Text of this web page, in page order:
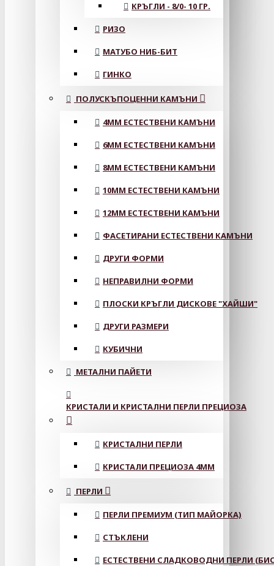
КРЪГЛИ - 8/0- 10 ГР.
РИЗО
МАТУБО НИБ-БИТ
ГИНКО
ПОЛУСКЪПОЦЕННИ КАМЪНИ
4MM ЕСТЕСТВЕНИ КАМЪНИ
6MM ЕСТЕСТВЕНИ КАМЪНИ
8MM ЕСТЕСТВЕНИ КАМЪНИ
10MM ЕСТЕСТВЕНИ КАМЪНИ
12MM ЕСТЕСТВЕНИ КАМЪНИ
ФАСЕТИРАНИ ЕСТЕСТВЕНИ КАМЪНИ
ДРУГИ ФОРМИ
НЕПРАВИЛНИ ФОРМИ
ПЛОСКИ КРЪГЛИ ДИСКОВЕ "ХАЙШИ"
ДРУГИ РАЗМЕРИ
КУБИЧНИ
МЕТАЛНИ ПАЙЕТИ
КРИСТАЛИ И КРИСТАЛНИ ПЕРЛИ ПРЕЦИОЗА
КРИСТАЛНИ ПЕРЛИ
КРИСТАЛИ ПРЕЦИОЗА 4ММ
ПЕРЛИ
ПЕРЛИ ПРЕМИУМ (ТИП МАЙОРКА)
СТЪКЛЕНИ
ЕСТЕСТВЕНИ СЛАДКОВОДНИ ПЕРЛИ